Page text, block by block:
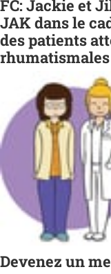
FC: Jackie et
JAK dans le
des patients
rhumatismales
Devenez un